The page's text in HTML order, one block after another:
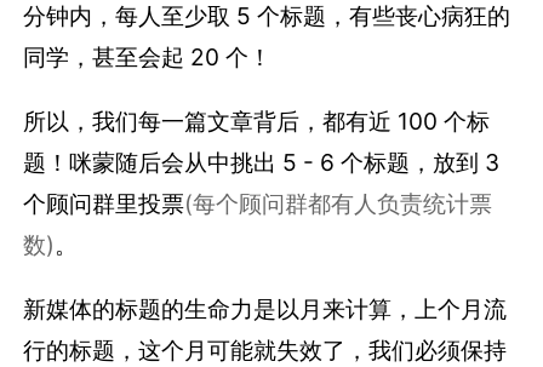
分钟内，每人至少取 5 个标题，有些丧心病狂的
同学，甚至会起 20 个！
所以，我们每一篇文章背后，都有近 100 个标
题！咪蒙随后会从中挑出 5 - 6 个标题，放到 3
个顾问群里投票(每个顾问群都有人负责统计票
数)。
新媒体的标题的生命力是以月来计算，上个月流
行的标题，这个月可能就失效了，我们必须保持